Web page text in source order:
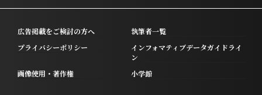
広告掲載をご検討の方へ
執筆者一覧
プライバシーポリシー
インフォマティブデータガイドライ
ン
画像使用・著作権
小学館